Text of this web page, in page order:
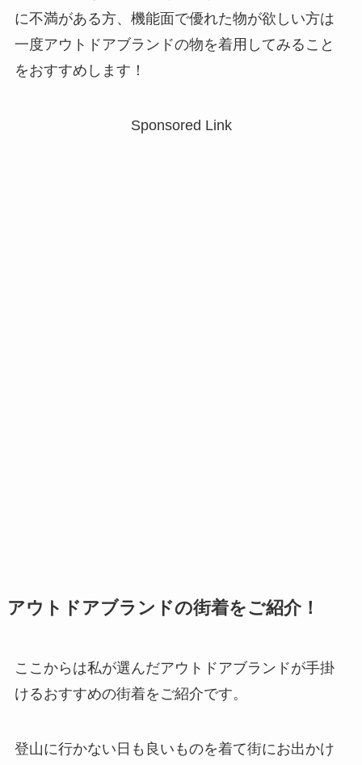
に不満がある方、機能面で優れた物が欲しい方は
一度アウトドアブランドの物を着用してみること
をおすすめします！
Sponsored Link
アウトドアブランドの街着をご紹介！
ここからは私が選んだアウトドアブランドが手掛
けるおすすめの街着をご紹介です。
登山に行かない日も良いものを着て街にお出かけ